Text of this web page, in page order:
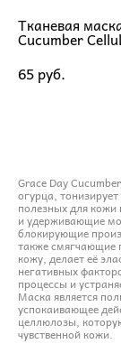
Тканевая
Cucumber
65 pуб.
Grace Day
огурца,
полезных для
и удерживающие
блокирующие
также смягчающие
кожу, делает её
негативных
процессы и
Маска является
успокаивающее
целлюлозы,
чувственной кожи.